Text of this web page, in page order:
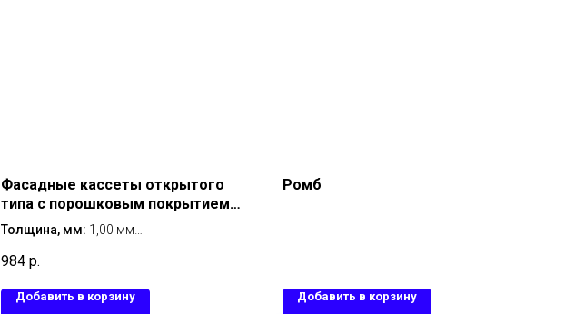
Фасадные кассеты открытого
типа с порошковым покрытием
535х535 мм мм толщина 1,00 мм
Толщина, мм: 1,00 мм
Металл:
Тип покрытия:с порошковым
покрытием
984 р.
Добавить в корзину
Ромб
Добавить в корзину